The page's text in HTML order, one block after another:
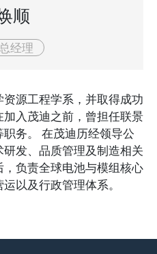
顺
经理
源工程学系，并取得成功
入茂迪之前，曾担任联景
务。 在茂迪历经领导公
发、品质管理及制造相关
负责全球电池与模组核心
以及行政管理体系。